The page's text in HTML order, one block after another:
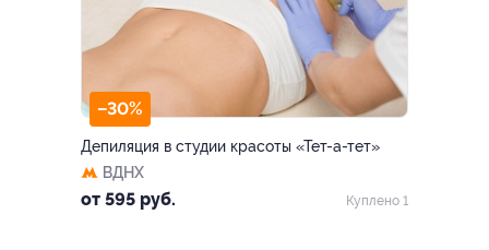
–30%
Депиляция в студии красоты «Тет-а-тет»
ВДНХ
от 595 руб. Куплено 1